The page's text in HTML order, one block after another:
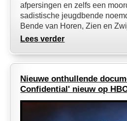
afpersingen en zelfs een
sadistische jeugdbende
Bende van Horen, Zien en
Lees verder
Nieuwe onthullende
Confidential' nieuw op